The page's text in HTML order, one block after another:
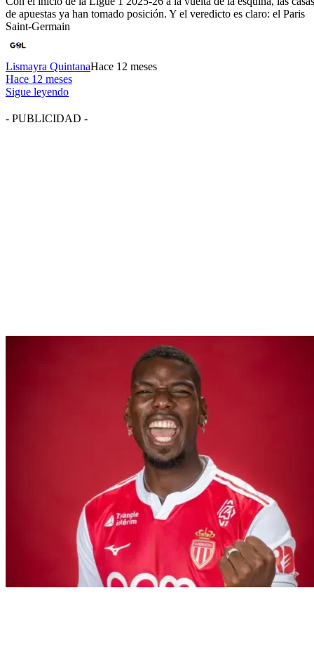
de apuestas ya han tomado posición. Y el veredicto es claro: el Paris
Saint-Germain
Lismayra QuintanaHace 12 meses
Hace 12 meses
Sigue leyendo
- PUBLICIDAD -